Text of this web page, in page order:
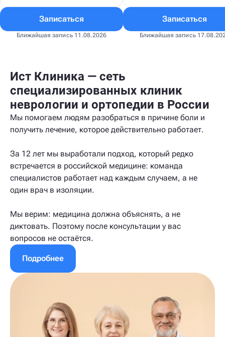
Записаться
Ближайшая запись 11.08.2026
Записаться
Ближайшая запись
Ист Клиника — сеть
специализированных клиник
неврологии и ортопедии в России
Мы помогаем людям разобраться в причине боли и
получить лечение, которое действительно работает.
За 12 лет мы выработали подход, который редко
встречается в российской медицине: команда
специалистов работает над каждым случаем, а не
один врач в изоляции.
Мы верим: медицина должна объяснять, а не
диктовать. Поэтому после консультации у вас
вопросов не остаётся.
Подробнее